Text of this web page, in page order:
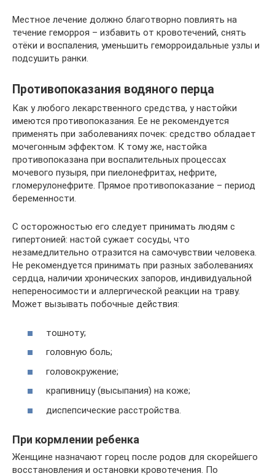
Местное лечение должно благотворно повлиять на
течение геморроя – избавить от кровотечений, снять
отёки и воспаления, уменьшить геморроидальные узлы и
подсушить ранки.
Противопоказания водяного перца
Как у любого лекарственного средства, у настойки
имеются противопоказания. Ее не рекомендуется
применять при заболеваниях почек: средство обладает
мочегонным эффектом. К тому же, настойка
противопоказана при воспалительных процессах
мочевого пузыря, при пиелонефритах, нефрите,
гломерулонефрите. Прямое противопоказание – период
беременности.
С осторожностью его следует принимать людям с
гипертонией: настой сужает сосуды, что
незамедлительно отразится на самочувствии человека.
Не рекомендуется принимать при разных заболеваниях
сердца, наличии хронических запоров, индивидуальной
непереносимости и аллергической реакции на траву.
Может вызывать побочные действия:
тошноту;
головную боль;
головокружение;
крапивницу (высыпания) на коже;
диспепсические расстройства.
При кормлении ребенка
Женщине назначают горец после родов для скорейшего
восстановления и остановки кровотечения. По